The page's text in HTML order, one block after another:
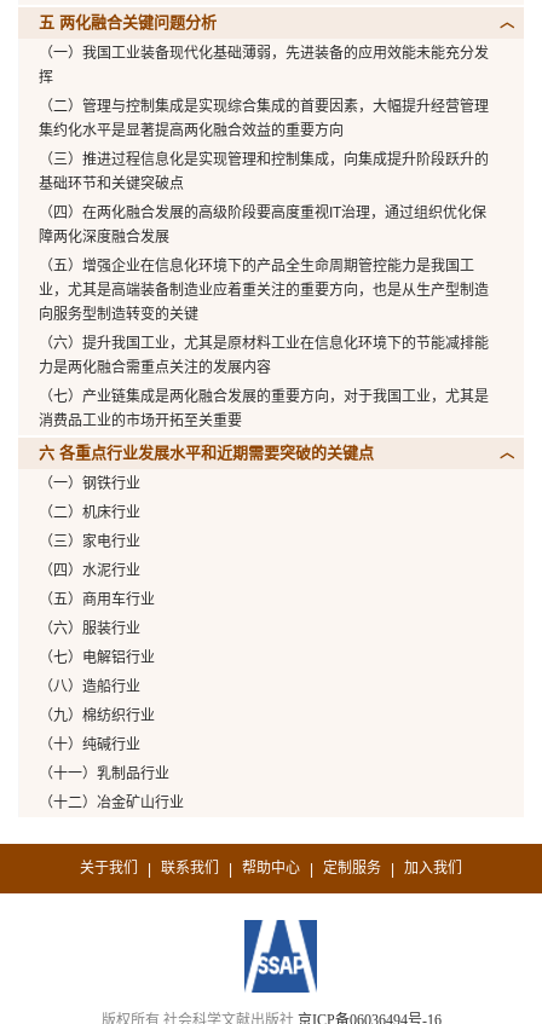
五 两化融合关键问题分析
（一）我国工业装备现代化基础薄弱，先进装备的应用效能未能充分发
挥
（二）管理与控制集成是实现综合集成的首要因素，大幅提升经营管理
集约化水平是显著提高两化融合效益的重要方向
（三）推进过程信息化是实现管理和控制集成，向集成提升阶段跃升的
基础环节和关键突破点
（四）在两化融合发展的高级阶段要高度重视IT治理，通过组织优化保
障两化深度融合发展
（五）增强企业在信息化环境下的产品全生命周期管控能力是我国工
业，尤其是高端装备制造业应着重关注的重要方向，也是从生产型制造
向服务型制造转变的关键
（六）提升我国工业，尤其是原材料工业在信息化环境下的节能减排能
力是两化融合需重点关注的发展内容
（七）产业链集成是两化融合发展的重要方向，对于我国工业，尤其是
消费品工业的市场开拓至关重要
六 各重点行业发展水平和近期需要突破的关键点
（一）钢铁行业
（二）机床行业
（三）家电行业
（四）水泥行业
（五）商用车行业
（六）服装行业
（七）电解铝行业
（八）造船行业
（九）棉纺织行业
（十）纯碱行业
（十一）乳制品行业
（十二）冶金矿山行业
关于我们 | 联系我们 | 帮助中心 | 定制服务 | 加入我们
版权所有 社会科学文献出版社 京ICP备06036494号-16